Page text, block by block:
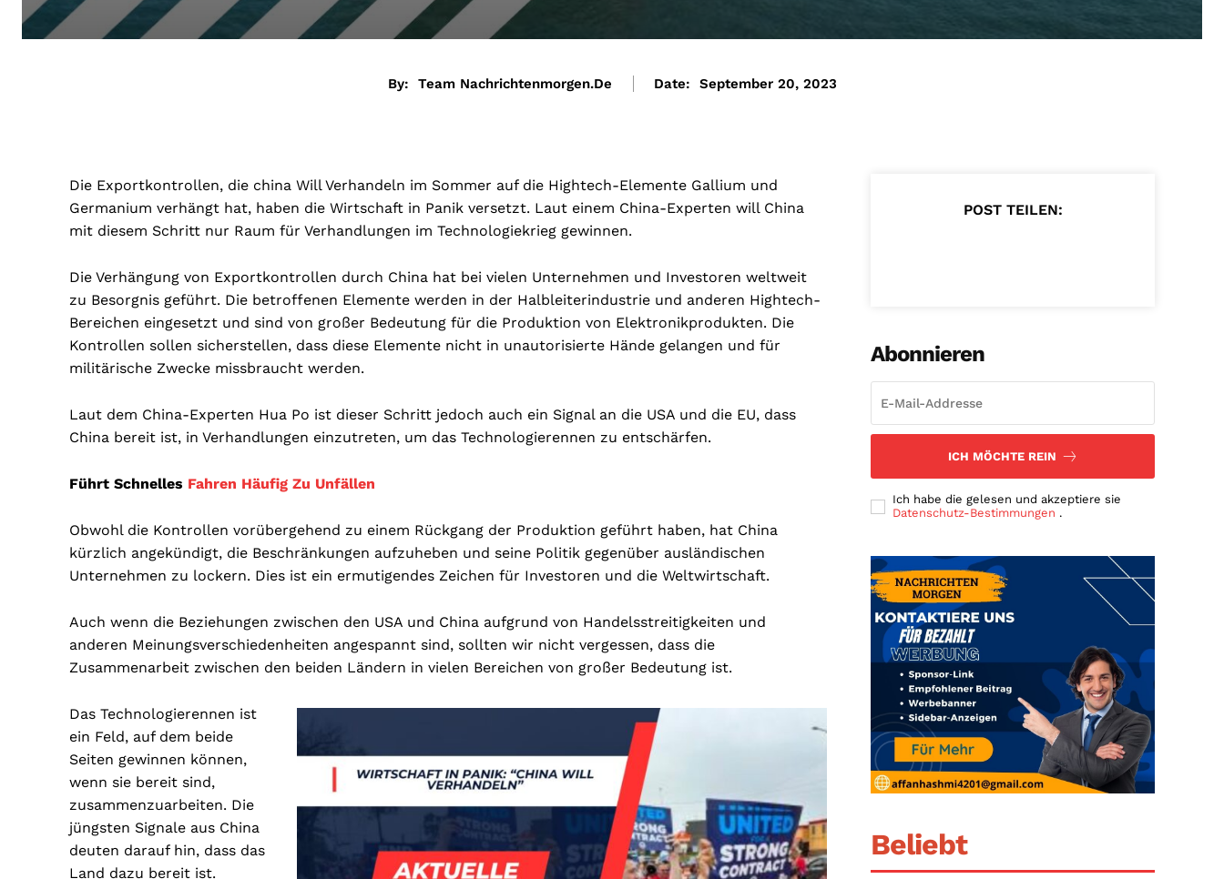
By: Team Nachrichtenmorgen.de Date: September 20, 2023
Die Exportkontrollen, die china Will Verhandeln im Sommer auf die Hightech-Elemente Gallium und
Germanium verhängt hat, haben die Wirtschaft in Panik versetzt. Laut einem China-Experten will China
mit diesem Schritt nur Raum für Verhandlungen im Technologiekrieg gewinnen.
Die Verhängung von Exportkontrollen durch China hat bei vielen Unternehmen und Investoren weltweit
zu Besorgnis geführt. Die betroffenen Elemente werden in der Halbleiterindustrie und anderen Hightech-
Bereichen eingesetzt und sind von großer Bedeutung für die Produktion von Elektronikprodukten. Die
Kontrollen sollen sicherstellen, dass diese Elemente nicht in unautorisierte Hände gelangen und für
militärische Zwecke missbraucht werden.
Laut dem China-Experten Hua Po ist dieser Schritt jedoch auch ein Signal an die USA und die EU, dass
China bereit ist, in Verhandlungen einzutreten, um das Technologierennen zu entschärfen.
Führt Schnelles Fahren Häufig Zu Unfällen
Obwohl die Kontrollen vorübergehend zu einem Rückgang der Produktion geführt haben, hat China
kürzlich angekündigt, die Beschränkungen aufzuheben und seine Politik gegenüber ausländischen
Unternehmen zu lockern. Dies ist ein ermutigendes Zeichen für Investoren und die Weltwirtschaft.
Auch wenn die Beziehungen zwischen den USA und China aufgrund von Handelsstreitigkeiten und
anderen Meinungsverschiedenheiten angespannt sind, sollten wir nicht vergessen, dass die
Zusammenarbeit zwischen den beiden Ländern in vielen Bereichen von großer Bedeutung ist.
Das Technologierennen ist
ein Feld, auf dem beide
Seiten gewinnen können,
wenn sie bereit sind,
zusammenzuarbeiten. Die
jüngsten Signale aus China
deuten darauf hin, dass das
Land dazu bereit ist.
POST TEILEN:
Abonnieren
ICH MÖCHTE REIN
Ich habe die gelesen und akzeptiere sie
Datenschutz-Bestimmungen .
Beliebt